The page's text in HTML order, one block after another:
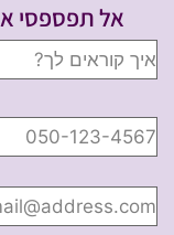
אל תפספסי